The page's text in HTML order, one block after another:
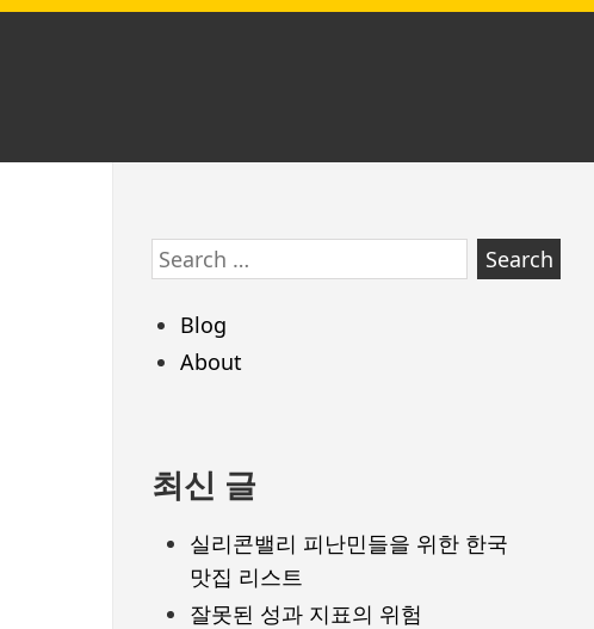
Skip
to
footer
Search
for:
Blog
About
최신 글
실리콘밸리 피난민들을 위한 한국
맛집 리스트
잘못된 성과 지표의 위험